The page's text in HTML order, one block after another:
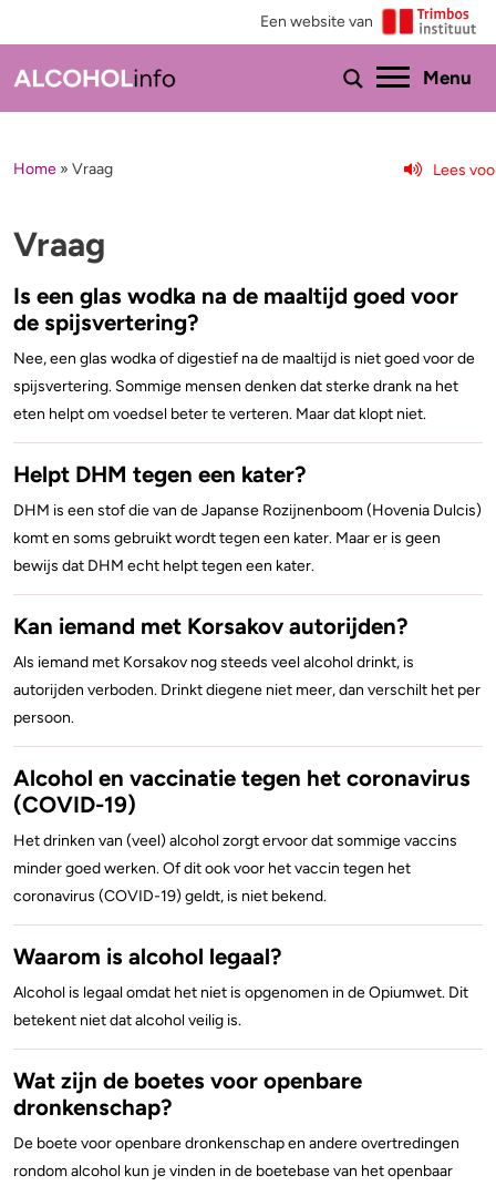
Een website van
Menu
Menu
Minder drinken of stoppen?
Bezorgd om iemand
Hulp
Mentale gezondheid
Kinderwens & zwangerschap
Verkeer
Wet
Test jezelf
Uitgebreide drinktest
Wat drink jij?
Promillage calculator
Standaardglazen en calorieën berekenen
Home » Vraag Lees
Vraag
Is een glas wodka na de maaltijd goed voor
de spijsvertering?
Nee, een glas wodka of digestief na de maaltijd is niet goed voor de
spijsvertering. Sommige mensen denken dat sterke drank na het
eten helpt om voedsel beter te verteren. Maar dat klopt niet.
Helpt DHM tegen een kater?
DHM is een stof die van de Japanse Rozijnenboom (Hovenia Dulcis)
komt en soms gebruikt wordt tegen een kater. Maar er is geen
bewijs dat DHM echt helpt tegen een kater.
Kan iemand met Korsakov autorijden?
Als iemand met Korsakov nog steeds veel alcohol drinkt, is
autorijden verboden. Drinkt diegene niet meer, dan verschilt het per
persoon.
Alcohol en vaccinatie tegen het coronavirus
(COVID-19)
Het drinken van (veel) alcohol zorgt ervoor dat sommige vaccins
minder goed werken. Of dit ook voor het vaccin tegen het
coronavirus (COVID-19) geldt, is niet bekend.
Waarom is alcohol legaal?
Alcohol is legaal omdat het niet is opgenomen in de Opiumwet. Dit
betekent niet dat alcohol veilig is.
Wat zijn de boetes voor openbare
dronkenschap?
De boete voor openbare dronkenschap en andere overtredingen
rondom alcohol kun je vinden in de boetebase van het openbaar